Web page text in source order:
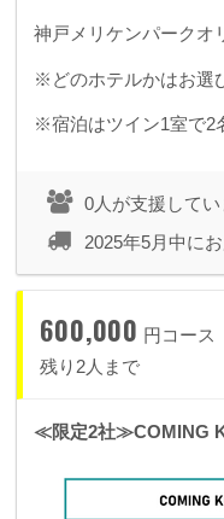
神戸メリケンパークオ
※どのホテルかはお選
※宿泊はツイン1室で2
0人が支援してい
2025年5月中に
600,000 円コース
残り2人まで
≪限定2社≫COMING